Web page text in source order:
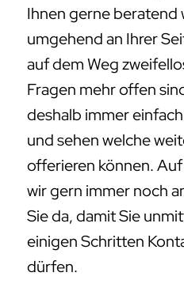
Ihnen gerne beratend
umgehend an Ihrer
auf dem Weg
Fragen mehr offen
deshalb immer
und sehen welche
offerieren können.
wir gern immer noch
Sie da, damit Sie
einigen Schritten
dürfen.